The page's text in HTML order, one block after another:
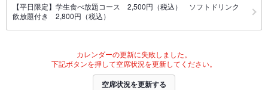
【平日限定】学生食べ放題コース 2,500円（税込） ソフトドリンク
飲放題付き 2,800円（税込）
カレンダーの更新に失敗しました。
下記ボタンを押して空席状況を更新してください。
空席状況を更新する